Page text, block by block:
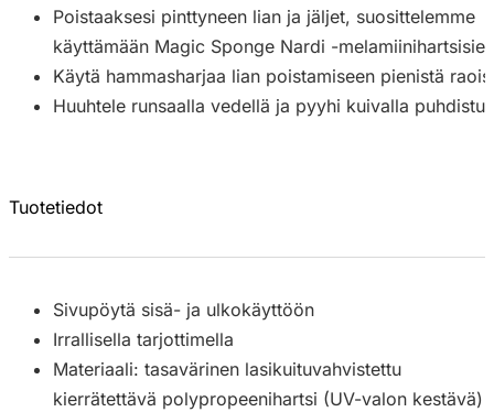
Poistaaksesi pinttyneen lian ja jäljet, suosittelemme
käyttämään Magic Sponge Nardi -
Käytä hammasharjaa lian poistamiseen pienistä
Huuhtele runsaalla vedellä ja pyyhi kuivalla
Tuotetiedot
Sivupöytä sisä- ja ulkokäyttöön
Irrallisella tarjottimella
Materiaali: tasavärinen lasikuituvahvistettu
kierrätettävä polypropeenihartsi (UV-valon kestävä)